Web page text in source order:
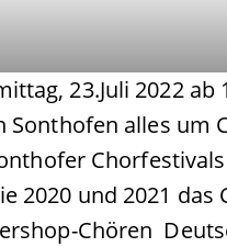
23.Juli 2022
Sonthofen alles um
2020 und 2021
Chören